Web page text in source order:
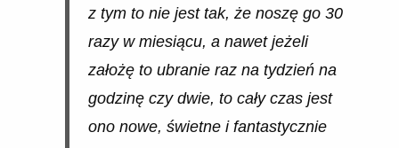
z tym to nie jest tak, że noszę go 30
razy w miesiącu, a nawet jeżeli
założę to ubranie raz na tydzień na
godzinę czy dwie, to cały czas jest
ono nowe, świetne i fantastycznie